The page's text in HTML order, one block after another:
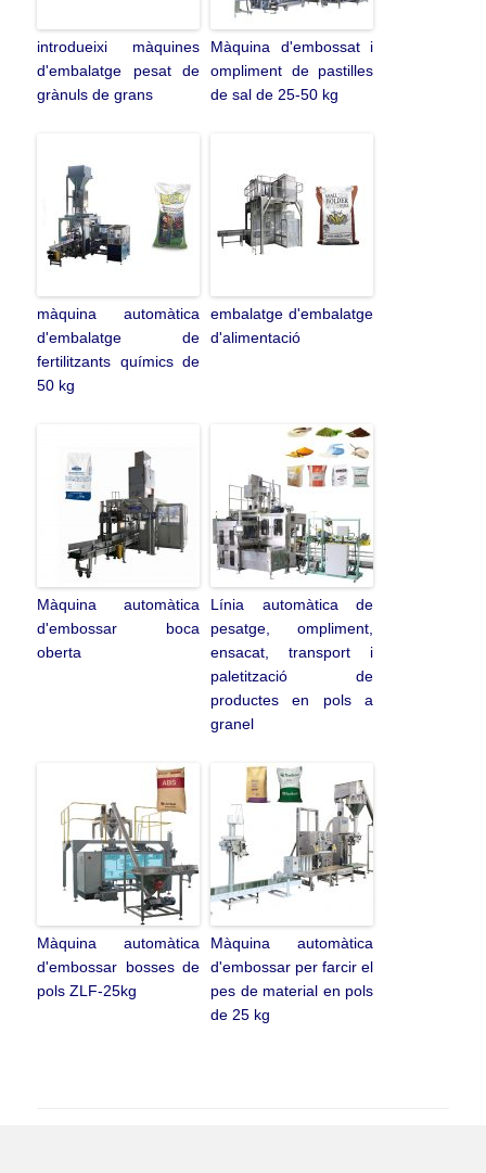
introdueixi màquines
d'embalatge pesat de
grànuls de grans
Màquina d'embossat i
ompliment de pastilles
de sal de 25-50 kg
màquina automàtica
d'embalatge de
fertilitzants químics de
50 kg
embalatge d'embalatge
d'alimentació
Màquina automàtica
d'embossar boca
oberta
Línia automàtica de
pesatge, ompliment,
ensacat, transport i
paletització de
productes en pols a
granel
Màquina automàtica
d'embossar bosses de
pols ZLF-25kg
Màquina automàtica
d'embossar per farcir el
pes de material en pols
de 25 kg